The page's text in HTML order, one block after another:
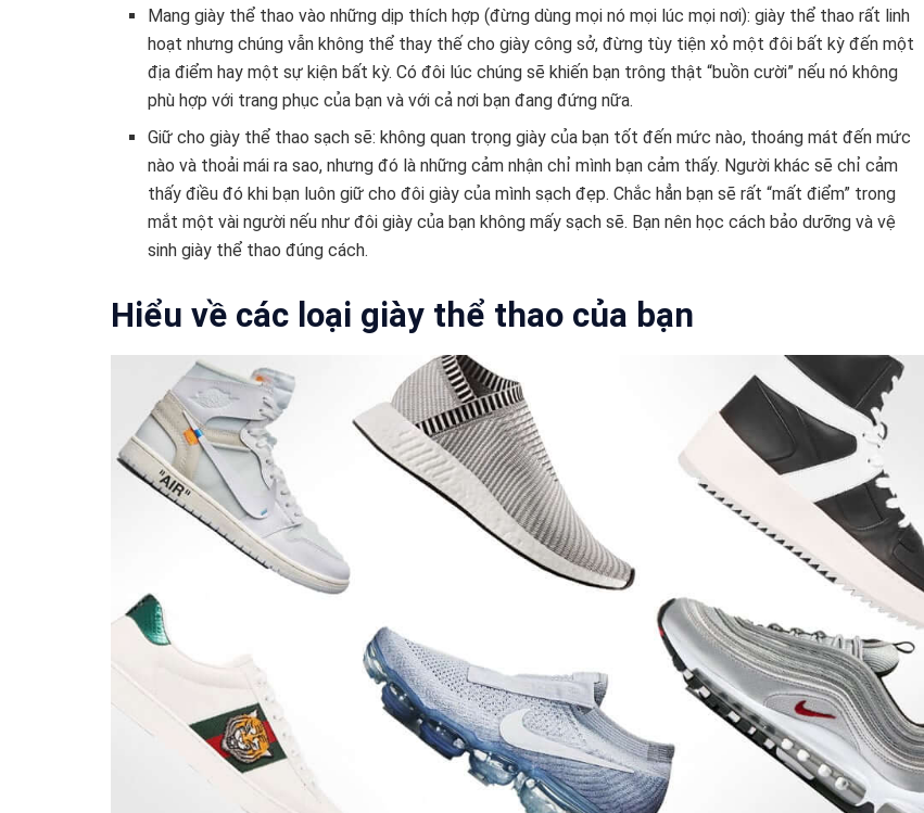
Mang giày thể thao vào những dịp thích hợp (đừng dùng mọi nó mọi lúc mọi nơi): giày thể thao rất linh
hoạt nhưng chúng vẫn không thể thay thế cho giày công sở, đừng tùy tiện xỏ một đôi bất kỳ đến một
địa điểm hay một sự kiện bất kỳ. Có đôi lúc chúng sẽ khiến bạn trông thật “buồn cười” nếu nó không
phù hợp với trang phục của bạn và với cả nơi bạn đang đứng nữa.
Giữ cho giày thể thao sạch sẽ: không quan trọng giày của bạn tốt đến mức nào, thoáng mát đến mức
nào và thoải mái ra sao, nhưng đó là những cảm nhận chỉ mình bạn cảm thấy. Người khác sẽ chỉ cảm
thấy điều đó khi bạn luôn giữ cho đôi giày của mình sạch đẹp. Chắc hẳn bạn sẽ rất “mất điểm” trong
mắt một vài người nếu như đôi giày của bạn không mấy sạch sẽ. Bạn nên học cách bảo dưỡng và vệ
sinh giày thể thao đúng cách.
Hiểu về các loại giày thể thao của bạn